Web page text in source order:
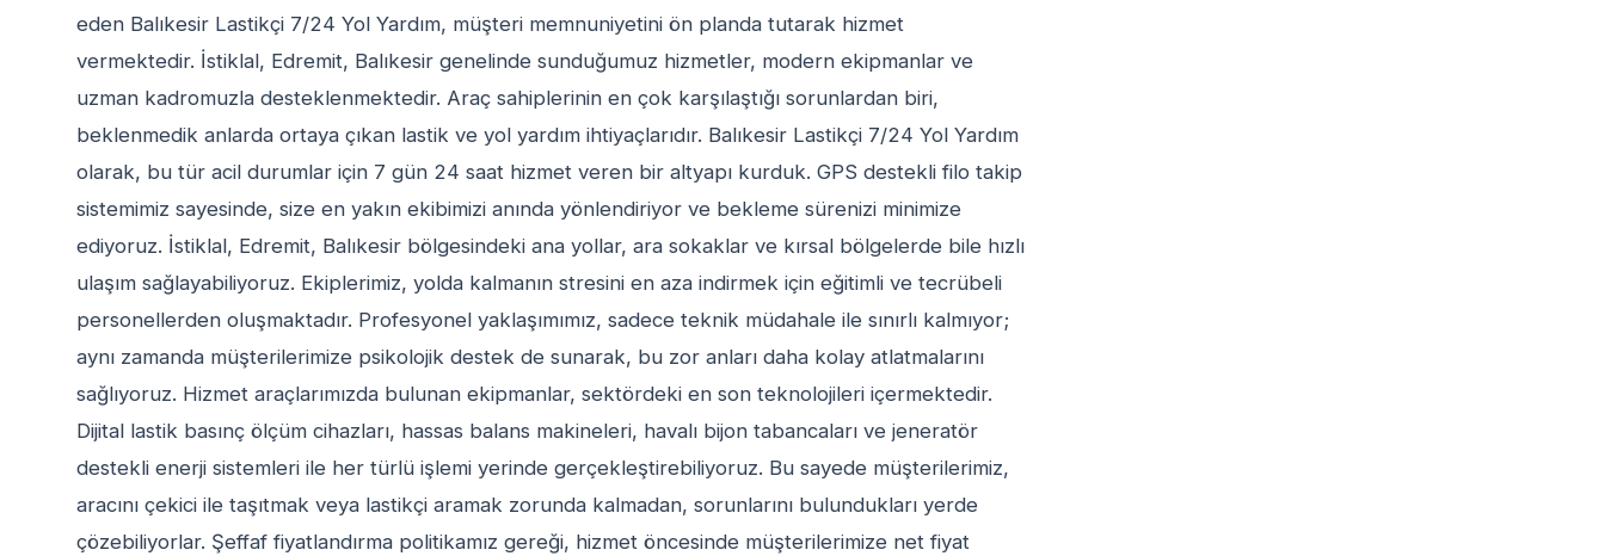
eden Balıkesir Lastikçi 7/24 Yol Yardım, müşteri memnuniyetini ön planda tutarak hizmet
vermektedir. İstiklal, Edremit, Balıkesir genelinde sunduğumuz hizmetler, modern ekipmanlar ve
uzman kadromuzla desteklenmektedir. Araç sahiplerinin en çok karşılaştığı sorunlardan biri,
beklenmedik anlarda ortaya çıkan lastik ve yol yardım ihtiyaçlarıdır. Balıkesir Lastikçi 7/24 Yol Yardım
olarak, bu tür acil durumlar için 7 gün 24 saat hizmet veren bir altyapı kurduk. GPS destekli filo takip
sistemimiz sayesinde, size en yakın ekibimizi anında yönlendiriyor ve bekleme sürenizi minimize
ediyoruz. İstiklal, Edremit, Balıkesir bölgesindeki ana yollar, ara sokaklar ve kırsal bölgelerde bile hızlı
ulaşım sağlayabiliyoruz. Ekiplerimiz, yolda kalmanın stresini en aza indirmek için eğitimli ve tecrübeli
personellerden oluşmaktadır. Profesyonel yaklaşımımız, sadece teknik müdahale ile sınırlı kalmıyor;
aynı zamanda müşterilerimize psikolojik destek de sunarak, bu zor anları daha kolay atlatmalarını
sağlıyoruz. Hizmet araçlarımızda bulunan ekipmanlar, sektördeki en son teknolojileri içermektedir.
Dijital lastik basınç ölçüm cihazları, hassas balans makineleri, havalı bijon tabancaları ve jeneratör
destekli enerji sistemleri ile her türlü işlemi yerinde gerçekleştirebiliyoruz. Bu sayede müşterilerimiz,
aracını çekici ile taşıtmak veya lastikçi aramak zorunda kalmadan, sorunlarını bulundukları yerde
çözebiliyorlar. Şeffaf fiyatlandırma politikamız gereği, hizmet öncesinde müşterilerimize net fiyat